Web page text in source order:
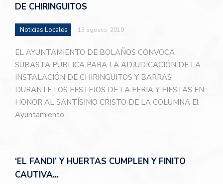
DE CHIRINGUITOS
Noticias Locales 13 agosto, 2019
EL AYUNTAMIENTO DE BOLAÑOS CONVOCA
SUBASTA PÚBLICA PARA LA ADJUDICACIÓN DE LA
INSTALACIÓN DE CHIRINGUITOS Y BARRAS
DURANTE LOS FESTEJOS DE LA FERIA Y FIESTAS EN
HONOR AL SANTÍSIMO CRISTO DE LA COLUMNA El
Ayuntamiento…
‘EL FANDI’ Y HUERTAS CUMPLEN Y FINITO
CAUTIVA…